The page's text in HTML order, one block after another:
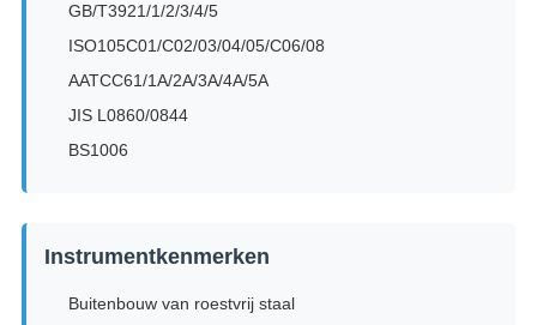
GB/T3921/1/2/3/4/5
ISO105C01/C02/03/04/05/C06/08
AATCC61/1A/2A/3A/4A/5A
JIS L0860/0844
BS1006
Instrumentkenmerken
Buitenbouw van roestvrij staal